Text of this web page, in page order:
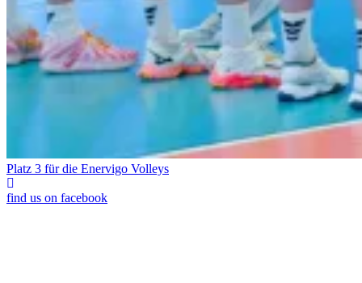
Platz 3 für die Enervigo Volleys
find us on facebook